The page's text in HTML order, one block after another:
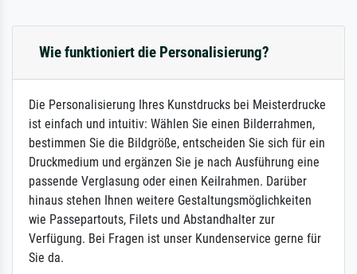
Wie funktioniert die Personalisierung?
Die Personalisierung Ihres Kunstdrucks bei Meisterdrucke
ist einfach und intuitiv: Wählen Sie einen Bilderrahmen,
bestimmen Sie die Bildgröße, entscheiden Sie sich für ein
Druckmedium und ergänzen Sie je nach Ausführung eine
passende Verglasung oder einen Keilrahmen. Darüber
hinaus stehen Ihnen weitere Gestaltungsmöglichkeiten
wie Passepartouts, Filets und Abstandhalter zur
Verfügung. Bei Fragen ist unser Kundenservice gerne für
Sie da.